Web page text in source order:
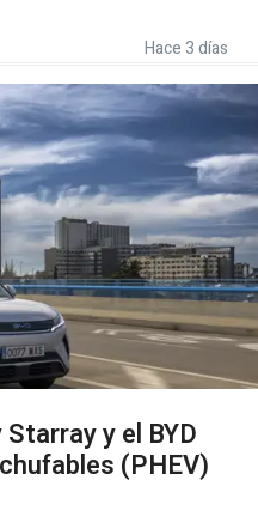
Hace 3 días
y el BYD
(PHEV)